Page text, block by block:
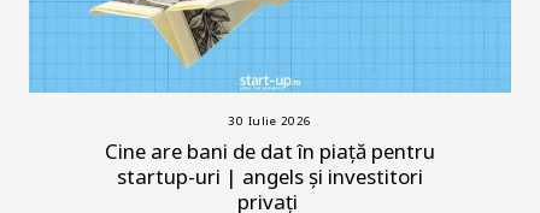
30 Iulie 2026
Cine are bani de dat în piață pentru
startup-uri | angels și investitori
privați